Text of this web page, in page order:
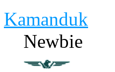
Kamanduk
Newbie